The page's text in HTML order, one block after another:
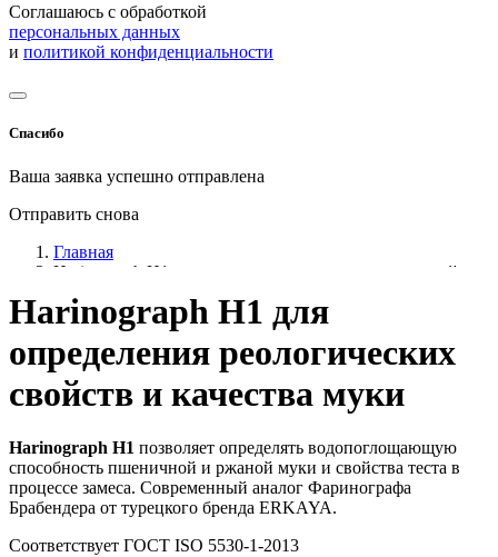
Соглашаюсь с обработкой
персональных данных
и политикой конфиденциальности
Спасибо
Ваша заявка успешно отправлена
Отправить снова
Главная
Harinograph Н1 для определения реологических свойств
Harinograph Н1 для
определения реологических
свойств и качества муки
Harinograph Н1 позволяет определять водопоглощающую
способность пшеничной и ржаной муки и свойства теста в
процессе замеса. Современный аналог Фаринографа
Брабендера от турецкого бренда ERKAYA.
Соответствует ГОСТ ISO 5530-1-2013